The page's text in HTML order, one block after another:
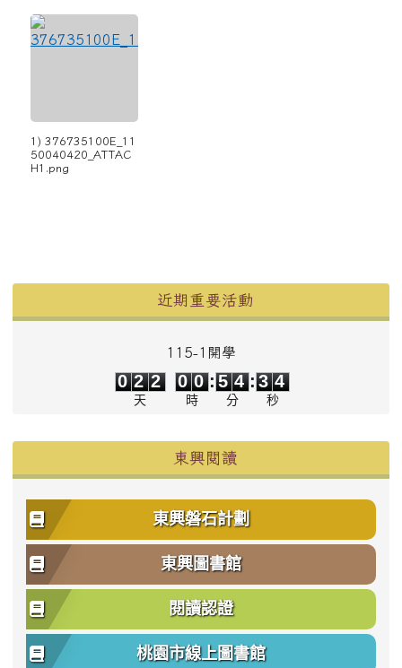
1) 376735100E_11
50040420_ATTAC
H1.png
近期重要活動
115-1開學
0 2 2
天
0
0
0
0
時
:
5
5
4
4
分
: 3 4
秒
東興閱讀
東興磐石計劃
東興圖書館
閱讀認證
桃園市線上圖書館